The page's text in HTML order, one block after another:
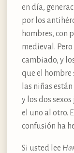
en día,
por los
hombres, con
medieval.
cambiado, y
que el hombre
las niñas
y los dos
el uno al otro.
confusión ha
Si usted lee